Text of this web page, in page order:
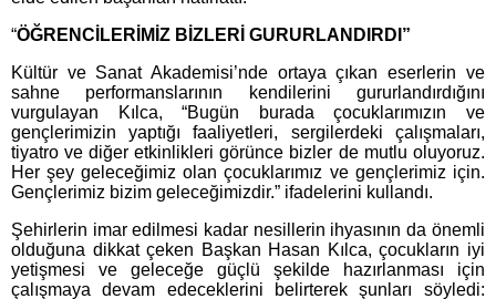
“ÖĞRENCİLERİMİZ BİZLERİ GURURLANDIRDI”
Kültür ve Sanat Akademisi’nde ortaya çıkan eserlerin ve
sahne performanslarının kendilerini gururlandırdığını
vurgulayan Kılca, “Bugün burada çocuklarımızın ve
gençlerimizin yaptığı faaliyetleri, sergilerdeki çalışmaları,
tiyatro ve diğer etkinlikleri görünce bizler de mutlu oluyoruz.
Her şey geleceğimiz olan çocuklarımız ve gençlerimiz için.
Gençlerimiz bizim geleceğimizdir.” ifadelerini kullandı.
Şehirlerin imar edilmesi kadar nesillerin ihyasının da önemli
olduğuna dikkat çeken Başkan Hasan Kılca, çocukların iyi
yetişmesi ve geleceğe güçlü şekilde hazırlanması için
çalışmaya devam edeceklerini belirterek şunları söyledi: